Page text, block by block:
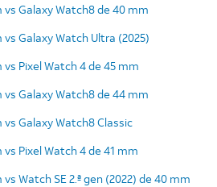
vs Galaxy Watch8 de 40 mm
vs Galaxy Watch Ultra (2025)
vs Pixel Watch 4 de 45 mm
vs Galaxy Watch8 de 44 mm
vs Galaxy Watch8 Classic
Pixel Watch 4 de 41 mm
Watch SE 2.ª gen (2022) de 40 mm